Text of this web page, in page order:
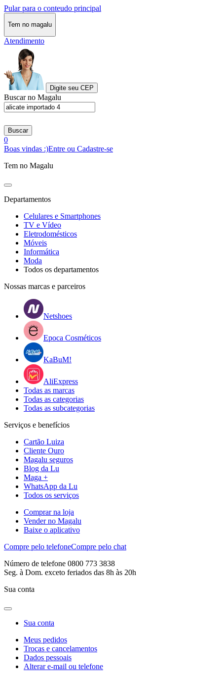
Pular para o conteudo principal
Tem no magalu
Atendimento
Digite seu CEP
Buscar no Magalu
Buscar
0
Boas vindas :)Entre ou Cadastre-se
Tem no Magalu
Departamentos
Celulares e Smartphones
TV e Vídeo
Eletrodomésticos
Móveis
Informática
Moda
Todos os departamentos
Nossas marcas e parceiros
Netshoes
Epoca Cosméticos
KaBuM!
AliExpress
Todas as marcas
Todas as categorias
Todas as subcategorias
Serviços e benefícios
Cartão Luiza
Cliente Ouro
Magalu seguros
Blog da Lu
Maga +
WhatsApp da Lu
Todos os serviços
Comprar na loja
Vender no Magalu
Baixe o aplicativo
Compre pelo telefoneCompre pelo chat
Número de telefone 0800 773 3838
Seg. à Dom. exceto feriados das 8h às 20h
Sua conta
Sua conta
Meus pedidos
Trocas e cancelamentos
Dados pessoais
Alterar e-mail ou telefone